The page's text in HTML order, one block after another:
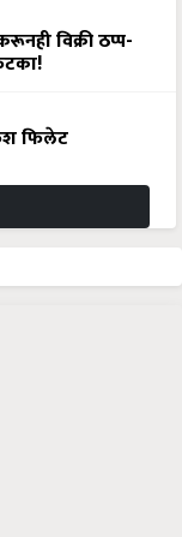
विक्री ठप्प-
फिलेट